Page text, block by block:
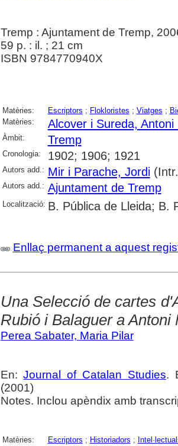
Tremp : Ajuntament de Tremp,
59 p. : il. ; 21 cm
ISBN 9784770940X
Matèries: Escriptors ; Flokloristes ; Viatges ;
Matèries:
Alcover i Sureda, Antoni
Àmbit: Tremp
Cronologia: 1902; 1906; 1921
Autors add.: Mir i Parache, Jordi
Autors add.: Ajuntament de Tremp
Localització: B. Pública de Lleida; B.
Enllaç permanent a aquest
Una Selecció de cartes
Rubió i Balaguer a Antoni
Perea Sabater, Maria Pilar
En:Journal of Catalan Studies.
(2001)
Notes. Inclou apèndix amb
Matèries: Escriptors ; Historiadors ;